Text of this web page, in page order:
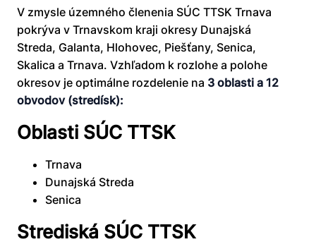
V zmysle územného členenia SÚC TTSK Trnava
pokrýva v Trnavskom kraji okresy Dunajská
Streda, Galanta, Hlohovec, Piešťany, Senica,
Skalica a Trnava. Vzhľadom k rozlohe a polohe
okresov je optimálne rozdelenie na 3 oblasti a 12
obvodov (stredísk):
Oblasti SÚC TTSK
Trnava
Dunajská Streda
Senica
Strediská SÚC TTSK